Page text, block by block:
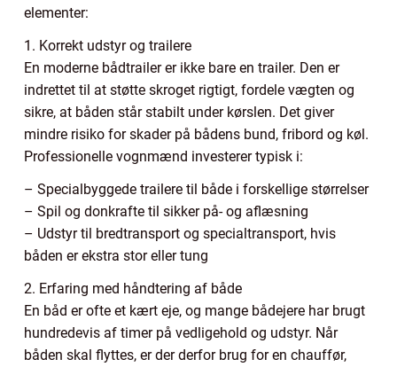
elementer:
1. Korrekt udstyr og trailere
En moderne bådtrailer er ikke bare en trailer. Den er
indrettet til at støtte skroget rigtigt, fordele vægten og
sikre, at båden står stabilt under kørslen. Det giver
mindre risiko for skader på bådens bund, fribord og køl.
Professionelle vognmænd investerer typisk i:
– Specialbyggede trailere til både i forskellige størrelser
– Spil og donkrafte til sikker på- og aflæsning
– Udstyr til bredtransport og specialtransport, hvis
båden er ekstra stor eller tung
2. Erfaring med håndtering af både
En båd er ofte et kært eje, og mange bådejere har brugt
hundredevis af timer på vedligehold og udstyr. Når
båden skal flyttes, er der derfor brug for en chauffør,